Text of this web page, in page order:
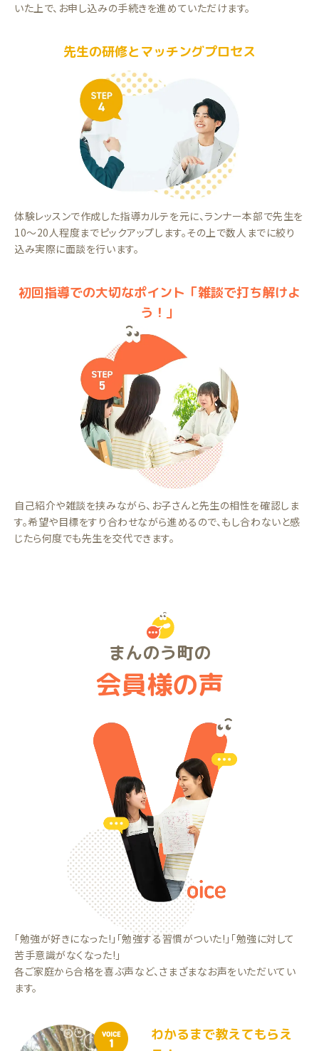
いた上で、お申し込みの手続きを進めていただけます。
先生の研修とマッチングプロセス
体験レッスンで作成した指導カルテを元に、ランナー本部で先生を
10～20人程度までピックアップします。その上で数人までに絞り
込み実際に面談を行います。
初回指導での大切なポイント「雑談で打ち解けよ
う！」
自己紹介や雑談を挟みながら、お子さんと先生の相性を確認しま
す。希望や目標をすり合わせながら進めるので、もし合わないと感
じたら何度でも先生を交代できます。
まんのう町の
会員様の声
「勉強が好きになった!」「勉強する習慣がついた!」「勉強に対して
苦手意識がなくなった!」
各ご家庭から合格を喜ぶ声など、さまざまなお声をいただいてい
ます。
VOICE
1
わかるまで教えてもらえ